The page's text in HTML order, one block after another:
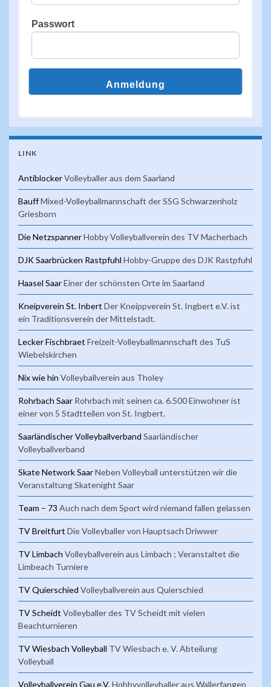
Passwort
LINK
AntiblockerVolleyballer aus dem Saarland
BauffMixed-Volleyballmannschaft der SSG Schwarzenholz
Griesborn
Die NetzspannerHobby Volleyballverein des TV Macherbach
DJK Saarbrücken Rastpfuhl Hobby-Gruppe des DJK Rastpfuhl
Haasel SaarEiner der schönsten Orte im Saarland
Kneipverein St. Inbert Der Kneippverein St. Ingbert e.V. ist
ein Traditionsverein der Mittelstadt.
Lecker Fischbraet Freizeit-Volleyballmannschaft des TuS
Wiebelskirchen
Nix wie hin Volleyballverein aus Tholey
Rohrbach Saar Rohrbach mit seinen ca. 6.500 Einwohner ist
einer von 5 Stadtteilen von St. Ingbert.
Saarländischer Volleyballverband Saarländischer
Volleyballverband
Skate Network SaarNeben Volleyball unterstützen wir die
Veranstaltung Skatenight Saar
Team – 73 Auch nach dem Sport wird niemand fallen gelassen
TV Breitfurt Die Volleyballer von Hauptsach Driwwer
TV Limbach Volleyballverein aus Limbach ; Veranstaltet die
Limbeach Turniere
TV Quierschied Volleyballverein aus Quierschied
TV Scheidt Volleyballer des TV Scheidt mit vielen
Beachturnieren
TV Wiesbach Volleyball TV Wiesbach e. V. Abteilung
Volleyball
Volleyballverein Gau e.V.Hobbyvolleyballer aus Wallerfangen